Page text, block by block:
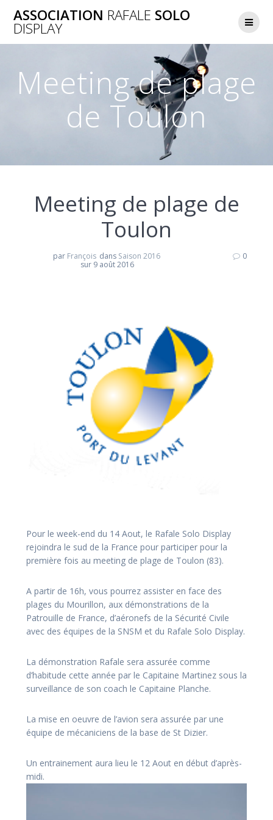
to
ASSOCIATION RAFALE SOLO
DISPLAY
Meeting de plage
de Toulon
Meeting de plage de
Toulon
par François dans Saison 2016
sur 9 août 2016
0
Pour le week-end du 14 Aout, le Rafale Solo Display
rejoindra le sud de la France pour participer pour la
première fois au meeting de plage de Toulon (83).
A partir de 16h, vous pourrez assister en face des
plages du Mourillon, aux démonstrations de la
Patrouille de France, d’aéronefs de la Sécurité Civile
avec des équipes de la SNSM et du Rafale Solo Display.
La démonstration Rafale sera assurée comme
d’habitude cette année par le Capitaine Martinez sous la
surveillance de son coach le Capitaine Planche.
La mise en oeuvre de l’avion sera assurée par une
équipe de mécaniciens de la base de St Dizier.
Un entrainement aura lieu le 12 Aout en début d’après-
midi.